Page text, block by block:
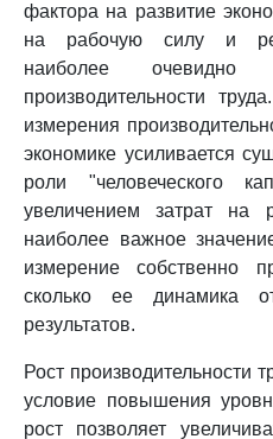
фактора на развитие
на рабочую силу и
наиболее очевидно
производительности
измерения
экономике усиливается
роли "человеческого
увеличением затрат на
наиболее важное
измерение собственно
сколько ее динамика
результатов.
Рост производительности
условие повышения
рост позволяет